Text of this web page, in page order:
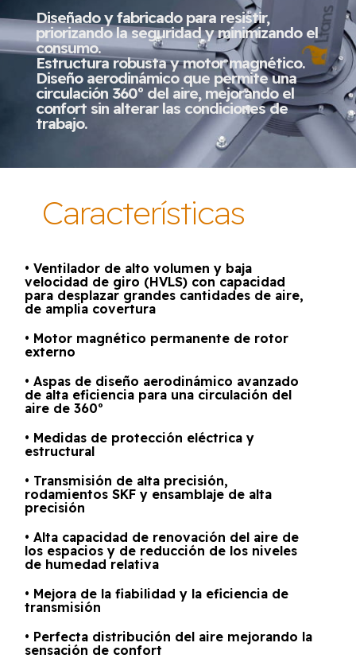
Diseñado y fabricado para resistir,
priorizando la seguridad y minimizando el
consumo.
Estructura robusta y motor magnético.
Diseño aerodinámico que permite una
circulación 360º del aire, mejorando el
confort sin alterar las condiciones de
trabajo.
Características
• Ventilador de alto volumen y baja
velocidad de giro (HVLS) con capacidad
para desplazar grandes cantidades de aire,
de amplia covertura
• Motor magnético permanente de rotor
externo
• Aspas de diseño aerodinámico avanzado
de alta eficiencia para una circulación del
aire de 360º
• Medidas de protección eléctrica y
estructural
• Transmisión de alta precisión,
rodamientos SKF y ensamblaje de alta
precisión
• Alta capacidad de renovación del aire de
los espacios y de reducción de los niveles
de humedad relativa
• Mejora de la fiabilidad y la eficiencia de
transmisión
• Perfecta distribución del aire mejorando la
sensación de confort